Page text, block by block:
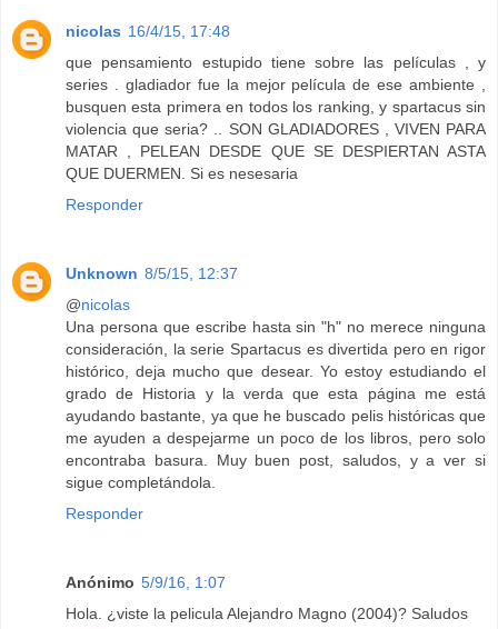
nicolas 16/4/15, 17:48
que pensamiento estupido tiene sobre las películas , y
series . gladiador fue la mejor película de ese ambiente ,
busquen esta primera en todos los ranking, y spartacus sin
violencia que seria? .. SON GLADIADORES , VIVEN PARA
MATAR , PELEAN DESDE QUE SE DESPIERTAN ASTA
QUE DUERMEN. Si es nesesaria
Responder
Unknown 8/5/15, 12:37
@nicolas
Una persona que escribe hasta sin "h" no merece ninguna
consideración, la serie Spartacus es divertida pero en rigor
histórico, deja mucho que desear. Yo estoy estudiando el
grado de Historia y la verda que esta página me está
ayudando bastante, ya que he buscado pelis históricas que
me ayuden a despejarme un poco de los libros, pero solo
encontraba basura. Muy buen post, saludos, y a ver si
sigue completándola.
Responder
Anónimo 5/9/16, 1:07
Hola. ¿viste la pelicula Alejandro Magno (2004)? Saludos